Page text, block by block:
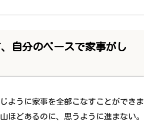
自分のペースで家事がし
ように家事を全部こなすことができま
ほどあるのに、思うように進まない。